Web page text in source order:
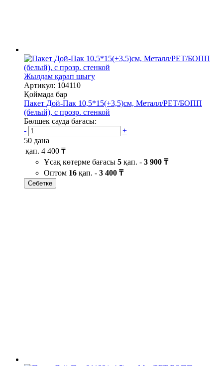
Жылдам қарап шығу
Артикул: 104110
Қоймада бар
Пакет Дой-Пак 10,5*15(+3,5)см, Металл/PET/БОПП
(белый), с прозр. стенкой
Бөлшек сауда бағасы:
-
+
50 дана
қап. 4 400 ₸
Ұсақ көтерме бағасы 5 қап. - 3 900 ₸
Оптом 16 қап. - 3 400 ₸
Себетке